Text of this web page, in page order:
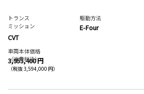
トランス
ミッション
CVT
駆動方法
E-Four
車両本体価格
（消費税込）
3,953,400 円
（税抜 3,594,000 円）